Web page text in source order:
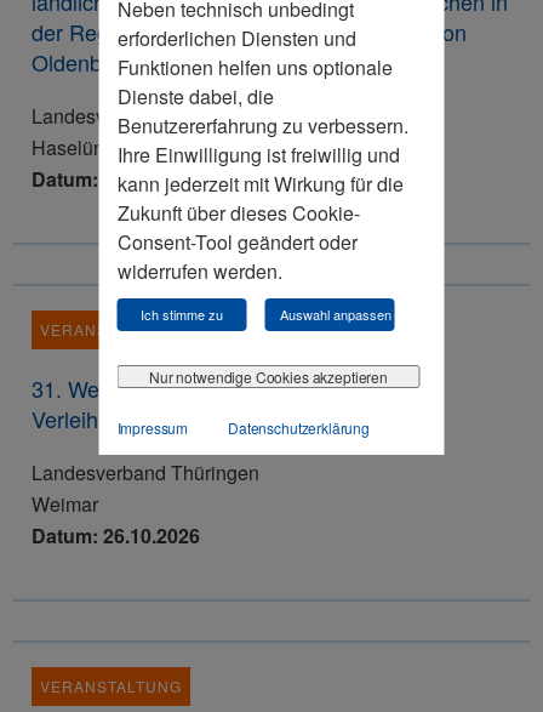
Neben technisch unbedingt
erforderlichen Diensten und
Funktionen helfen uns optionale
Dienste dabei, die
Benutzererfahrung zu verbessern.
Ihre Einwilligung ist freiwillig und
kann jederzeit mit Wirkung für die
Zukunft über dieses Cookie-
Consent-Tool geändert oder
widerrufen werden.
Ich stimme zu Auswahl anpassen
Nur notwendige Cookies akzeptieren
Impressum Datenschutzerklärung
der Region? Abendveranstaltung der Sektion
Oldenburger Münsterland/ Emsland
Landesverband Niedersachsen
Haselünne
Datum: 26.10.2026
VERANSTALTUNG
31. Weimarer Wirtschaftsgespräch mit der
Verleihung der Wilhelm-Röpke-Medaille
Landesverband Thüringen
Weimar
Datum: 26.10.2026
VERANSTALTUNG